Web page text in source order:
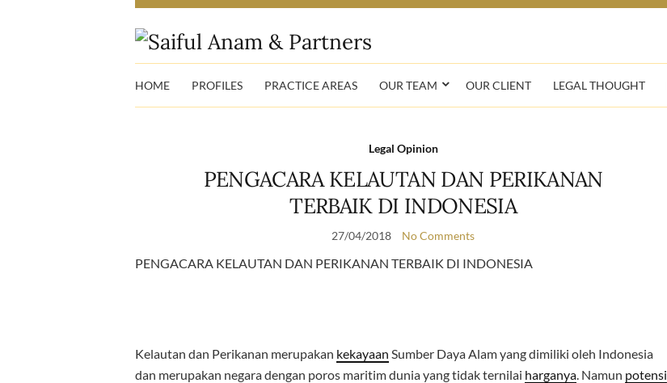
HOME PROFILES PRACTICE AREAS OUR TEAM OUR CLIENT LEGAL THOUGHT
Legal Opinion
PENGACARA KELAUTAN DAN PERIKANAN
TERBAIK DI INDONESIA
27/04/2018 No Comments
PENGACARA KELAUTAN DAN PERIKANAN TERBAIK DI INDONESIA
Kelautan dan Perikanan merupakan kekayaan Sumber Daya Alam yang dimiliki oleh Indonesia
dan merupakan negara dengan poros maritim dunia yang tidak ternilai harganya. Namun potensi